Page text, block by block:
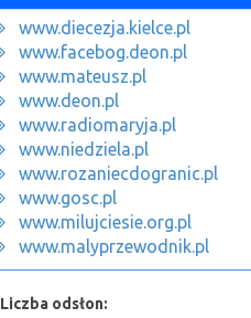
www.diecezja.kielce.pl
www.facebog.deon.pl
www.mateusz.pl
www.deon.pl
www.radiomaryja.pl
www.niedziela.pl
www.rozaniecdogranic.pl
www.gosc.pl
www.milujciesie.org.pl
www.malyprzewodnik.pl
Liczba odsłon: